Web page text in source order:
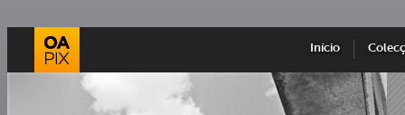
Início